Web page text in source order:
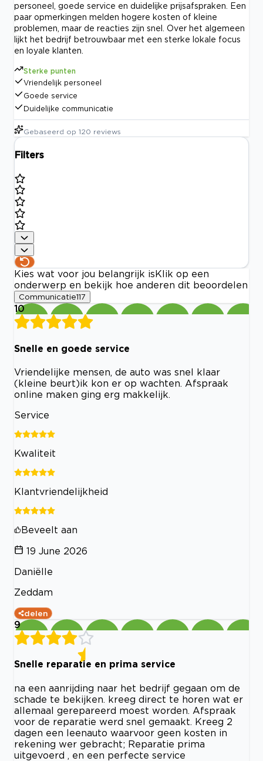
personeel, goede service en duidelijke prijsafspraken. Een
paar opmerkingen melden hogere kosten of kleine
problemen, maar de reacties zijn snel. Over het algemeen
lijkt het bedrijf betrouwbaar met een sterke lokale focus
en loyale klanten.
Sterke punten
Vriendelijk personeel
Goede service
Duidelijke communicatie
Gebaseerd op 120 reviews
Filters
Kies wat voor jou belangrijk is Klik op een
onderwerp en bekijk hoe anderen dit beoordelen
Communicatie117
10
Snelle en goede service
Vriendelijke mensen, de auto was snel klaar
(kleine beurt)ik kon er op wachten. Afspraak
online maken ging erg makkelijk.
Service
Kwaliteit
Klantvriendelijkheid
Beveelt aan
19 June 2026
Daniëlle
Zeddam
delen
9
Snelle reparatie en prima service
na een aanrijding naar het bedrijf gegaan om de
schade te bekijken. kreeg direct te horen wat er
allemaal gerepareerd moest worden. Afspraak
voor de reparatie werd snel gemaakt. Kreeg 2
dagen een leenauto waarvoor geen kosten in
rekening wer gebracht; Reparatie prima
uitgevoerd , en een perfecte service